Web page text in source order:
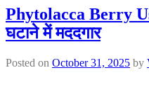
Phytolacca Berry
घटाने में मददगार
Posted on October 31, 2025 by